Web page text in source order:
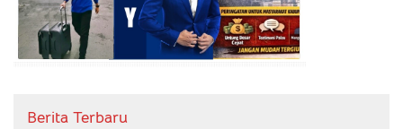
Berita Terbaru